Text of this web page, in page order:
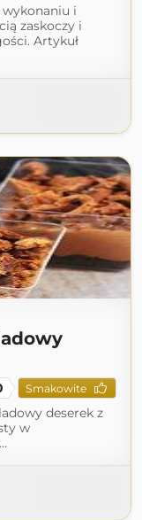
i
zaskoczy i
Artykuł
Smakowite
deserek z
w